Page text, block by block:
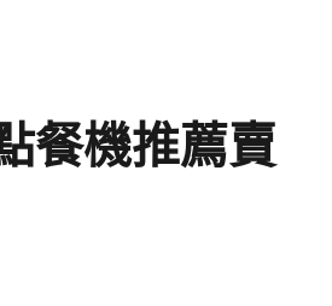
餐機推薦賣